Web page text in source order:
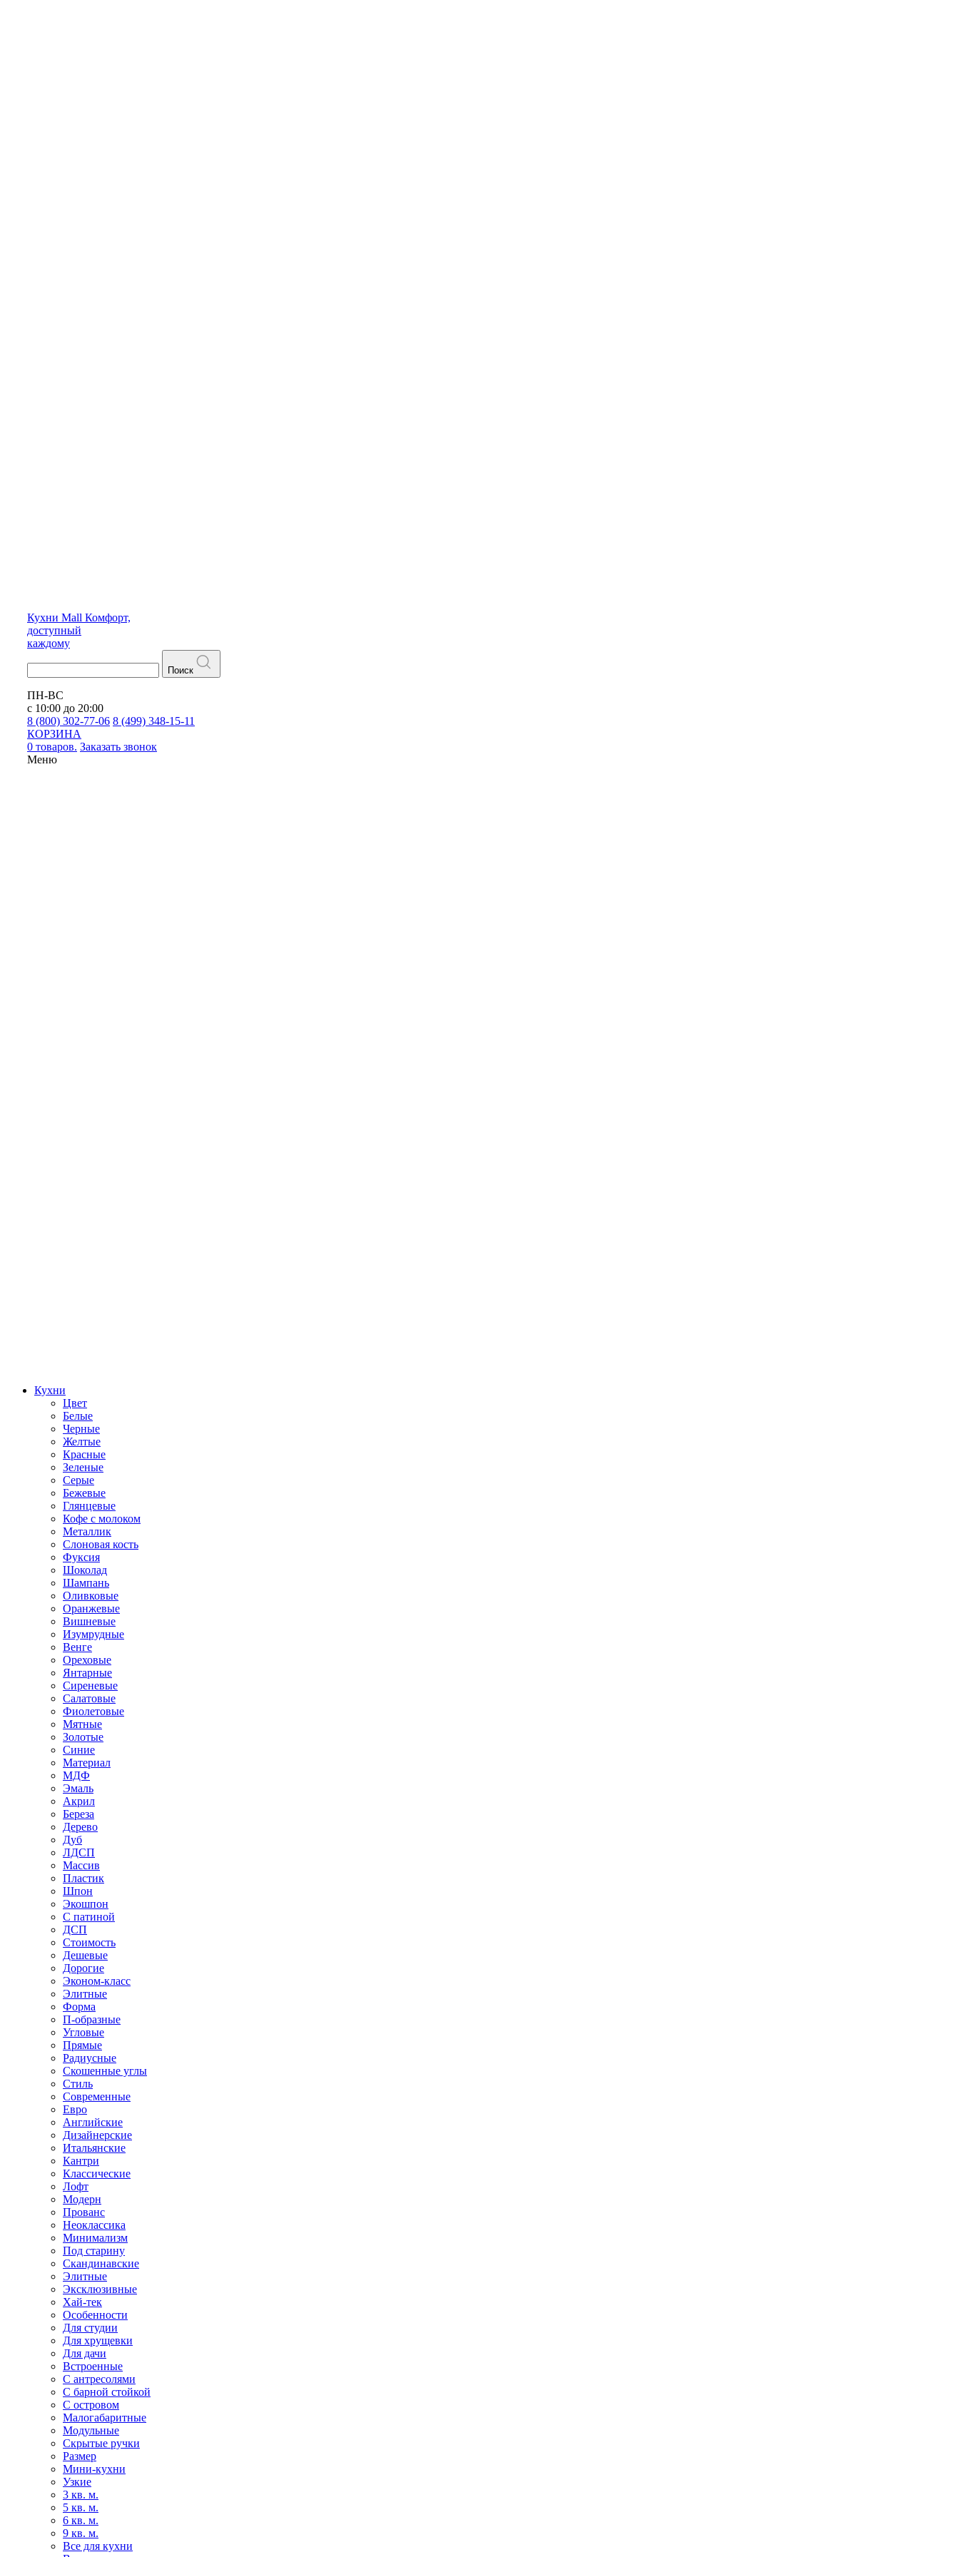
Кухни Mall Комфорт,
доступный
каждому
Поиск
ПН-ВС
с 10:00 до 20:00
8 (800) 302-77-06 8 (499) 348-15-11
КОРЗИНА
0 товаров. Заказать звонок
Меню
Кухни
Цвет
Белые
Черные
Желтые
Красные
Зеленые
Серые
Бежевые
Глянцевые
Кофе с молоком
Металлик
Слоновая кость
Фуксия
Шоколад
Шампань
Оливковые
Оранжевые
Вишневые
Изумрудные
Венге
Ореховые
Янтарные
Сиреневые
Салатовые
Фиолетовые
Мятные
Золотые
Синие
Материал
МДФ
Эмаль
Акрил
Береза
Дерево
Дуб
ЛДСП
Массив
Пластик
Шпон
Экошпон
С патиной
ДСП
Стоимость
Дешевые
Дорогие
Эконом-класс
Элитные
Форма
П-образные
Угловые
Прямые
Радиусные
Скошенные углы
Стиль
Современные
Евро
Английские
Дизайнерские
Итальянские
Кантри
Классические
Лофт
Модерн
Прованс
Неоклассика
Минимализм
Под старину
Скандинавские
Элитные
Эксклюзивные
Хай-тек
Особенности
Для студии
Для хрущевки
Для дачи
Встроенные
С антресолями
С барной стойкой
С островом
Малогабаритные
Модульные
Скрытые ручки
Размер
Мини-кухни
Узкие
3 кв. м.
5 кв. м.
6 кв. м.
9 кв. м.
Все для кухни